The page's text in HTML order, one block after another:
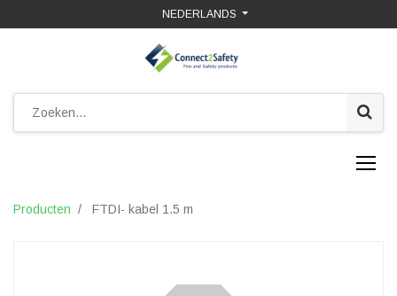
NEDERLANDS
Producten FTDI- kabel 1.5 m